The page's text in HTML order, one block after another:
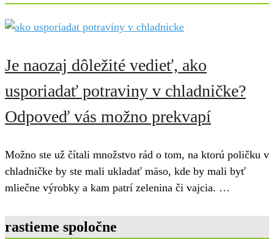
Je naozaj dôležité vedieť, ako
usporiadať potraviny v chladničke?
Odpoveď vás možno prekvapí
Možno ste už čítali množstvo rád o tom, na ktorú poličku v
chladničke by ste mali ukladať mäso, kde by mali byť
mliečne výrobky a kam patrí zelenina či vajcia. …
rastieme spoločne